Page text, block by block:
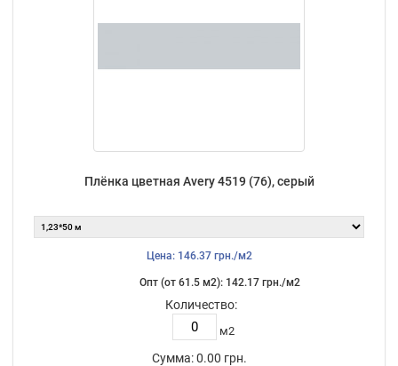
Плёнка цветная Avery 4519 (76), серый
Цена: 146.37 грн./м2
Опт (от 61.5 м2): 142.17 грн./м2
Количество:
м2
Сумма: 0.00 грн.